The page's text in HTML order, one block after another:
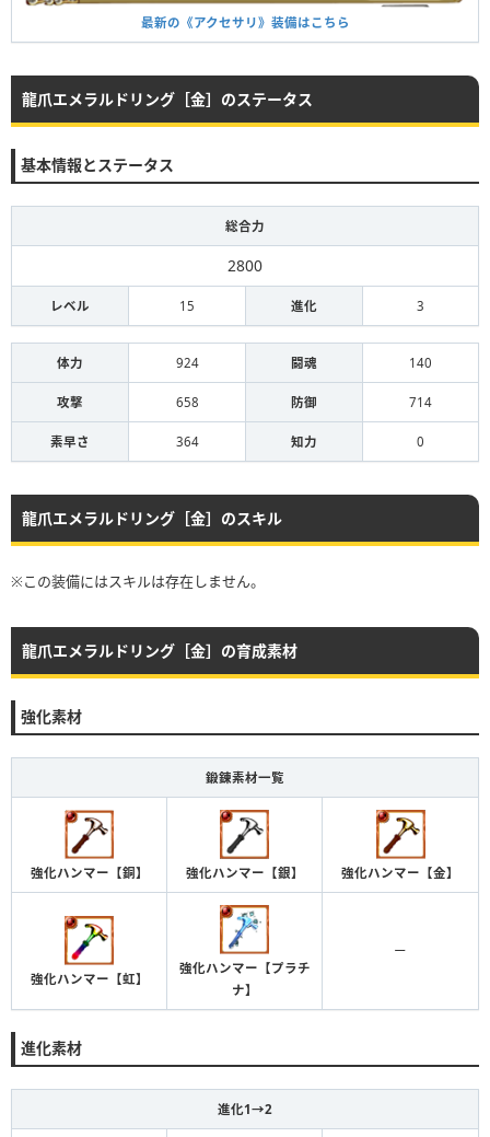
最新の《アクセサリ》装備はこちら
龍爪エメラルドリング［金］のステータス
基本情報とステータス
総合力
2800
レベル 15 進化 3
体力 924 闘魂 140
攻撃 658 防御 714
素早さ 364 知力 0
龍爪エメラルドリング［金］のスキル
※この装備にはスキルは存在しません。
龍爪エメラルドリング［金］の育成素材
強化素材
鍛錬素材一覧
強化ハンマー【銅】 強化ハンマー【銀】 強化ハンマー【金】
強化ハンマー【虹】
強化ハンマー【プラチ
ナ】
ー
進化素材
進化1→2